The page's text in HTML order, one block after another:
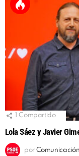
Compartido
Lola Sáez y Javier
por